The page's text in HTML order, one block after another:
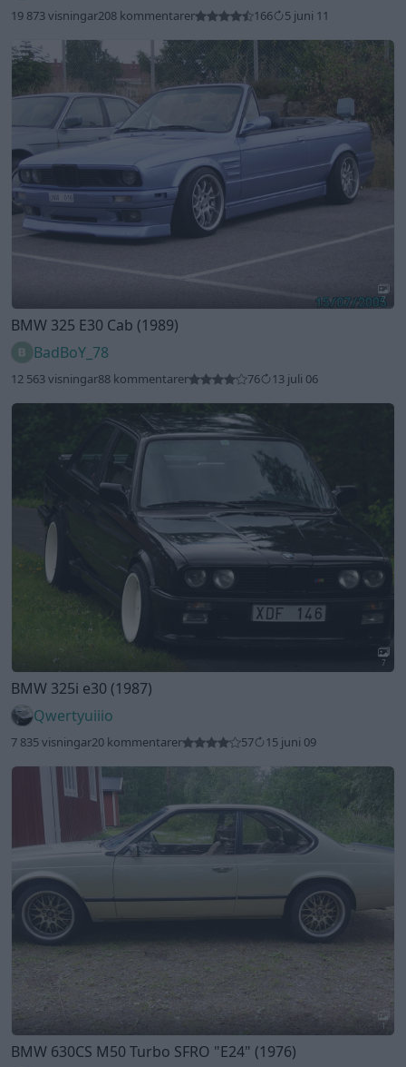
19 873 visningar208 kommentarer 166 5 juni 11
7
BMW 325 E30 Cab (1989)
BadBoY_78
12 563 visningar88 kommentarer 76 13 juli 06
7
BMW 325i e30 (1987)
Qwertyuiiio
7 835 visningar20 kommentarer 57 15 juni 09
1
BMW 630CS M50 Turbo SFRO "E24" (1976)